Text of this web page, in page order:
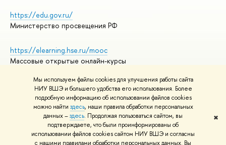
Мы используем файлы cookies для улучшения работы сайта
НИУ ВШЭ и большего удобства его использования. Более
подробную информацию об использовании файлов cookies
можно найти здесь, наши правила обработки персональных
данных –здесь. Продолжая пользоваться сайтом, вы
подтверждаете, что были проинформированы об
использовании файлов cookies сайтом НИУ ВШЭ и согласны
с нашими правилами обработки персональных данных. Вы
✖
https://edu.gov.ru/
Министерство просвещения РФ
https://elearning.hse.ru/mooc
Массовые открытые онлайн-курсы
© НИУ ВШЭ 1993–2026
Адреса и контакты
Условия использования материалов
Политика конфиденциальности
Правила применения рекомендательных технологий в НИУ ВШЭ